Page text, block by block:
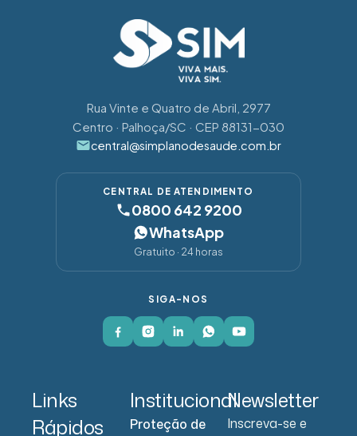
Rua Vinte e Quatro de Abril, 2977
Centro · Palhoça/SC · CEP 88131-030
central@simplanodesaude.com.br
CENTRAL DE ATENDIMENTO
0800 642 9200
WhatsApp
Gratuito · 24 horas
SIGA-NOS
Links
Rápidos
Institucional
Proteção de
Newsletter
Inscreva-se e